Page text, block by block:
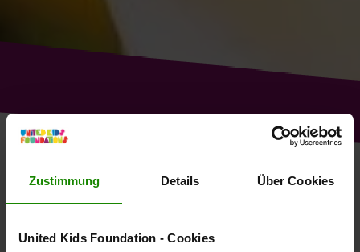
Zustimmung Details Über Cookies
United Kids Foundation - Cookies
UMWELTBILDUNG MIT
NACHBARSCHAFTSGARTEN FÜR
HEIDBERG-KIDS